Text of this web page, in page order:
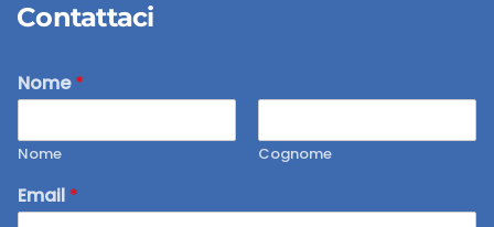
Contattaci
Nome*
Nome Cognome
Email *